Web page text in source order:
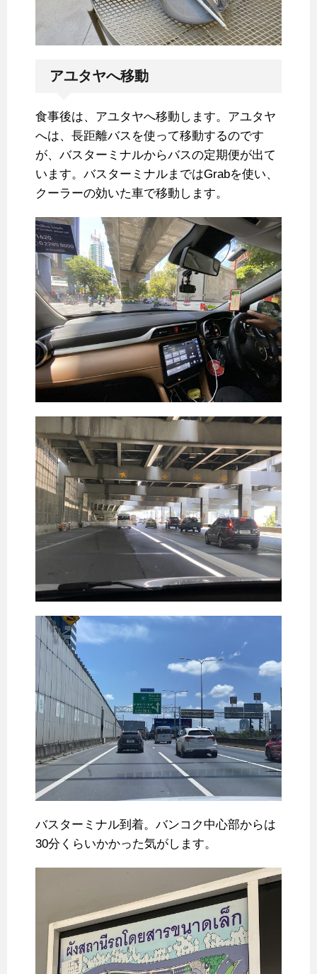
アユタヤへ移動
食事後は、アユタヤへ移動します。アユタヤ
へは、長距離バスを使って移動するのです
が、バスターミナルからバスの定期便が出て
います。バスターミナルまではGrabを使い、
クーラーの効いた車で移動します。
バスターミナル到着。バンコク中心部からは
30分くらいかかった気がします。